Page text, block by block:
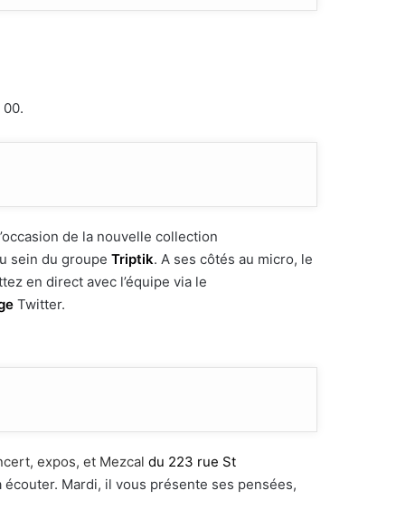
de la nouvelle collection
sein du groupe Triptik. A ses côtés au micro, le
en direct avec l’équipe via le
Twitter.
expos, et Mezcal du 223 rue St
Mardi, il vous présente ses pensées,